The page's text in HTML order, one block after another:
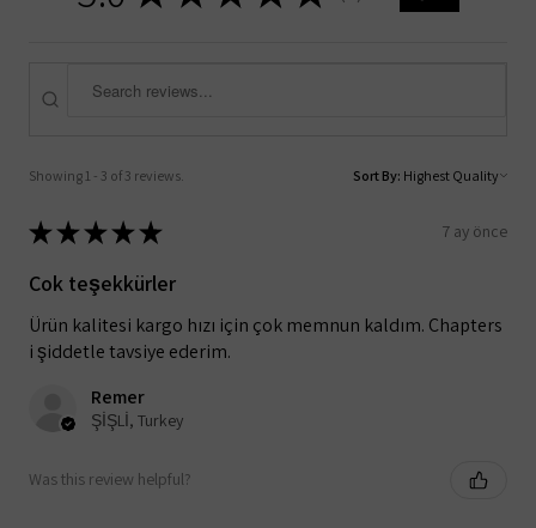
Showing 1 - 3 of 3 reviews. Sort By:
★★★★★ 7 ay önce
Çok teşekkürler
Ürün kalitesi kargo hızı için çok memnun kaldım. Chapters
i şiddetle tavsiye ederim.
Remer
ŞİŞLİ, Turkey
Was this review helpful?